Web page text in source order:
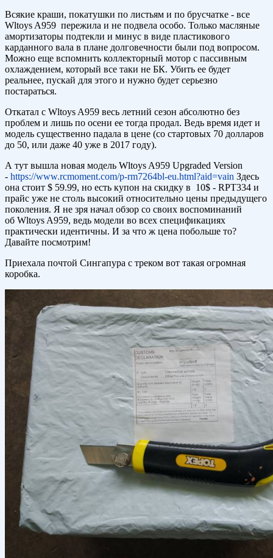
Всякие краши, покатушки по листьям и по брусчатке - все
Wltoys A959 пережила и не подвела особо. Только масляные
амортизаторы подтекли и минус в виде пластикового
карданного вала в плане долговечности были под вопросом.
Можно еще вспомнить коллекторный мотор с пассивным
охлаждением, который все таки не БК. Убить ее будет
реальнее, пускай для этого и нужно будет серьезно
постараться.
Откатал с Wltoys A959 весь летний сезон абсолютно без
проблем и лишь по осени ее тогда продал. Ведь время идет и
модель существенно падала в цене (со стартовых 70 долларов
до 50, или даже 40 уже в 2017 году).
А тут вышла новая модель Wltoys A959 Upgraded Version
- https://www.rcmoment.com/p-rm7264bl-eu.html?aid=vain Здесь
она стоит $ 59.99, но есть купон на скидку в 10$ - RPT334 и
прайс уже не столь высокий относительно цены предыдущего
поколения. Я не зря начал обзор со своих воспоминаний
об Wltoys A959, ведь модели во всех спецификациях
практически идентичны. И за что ж цена побольше то?
Давайте посмотрим!
Приехала почтой Сингапура с треком вот такая огромная
коробка.